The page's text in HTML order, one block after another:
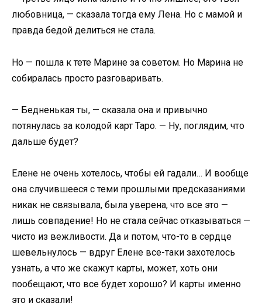
любовница, — сказала тогда ему Лена. Но с мамой и
правда бедой делиться не стала.
Но — пошла к тете Марине за советом. Но Марина не
собиралась просто разговаривать.
— Бедненькая ты, — сказала она и привычно
потянулась за колодой карт Таро. — Ну, поглядим, что
дальше будет?
Елене не очень хотелось, чтобы ей гадали… И вообще
она случившееся с теми прошлыми предсказаниями
никак не связывала, была уверена, что все это —
лишь совпадение! Но не стала сейчас отказываться —
чисто из вежливости. Да и потом, что-то в сердце
шевельнулось — вдруг Елене все-таки захотелось
узнать, а что же скажут карты, может, хоть они
пообещают, что все будет хорошо? И карты именно
это и сказали!